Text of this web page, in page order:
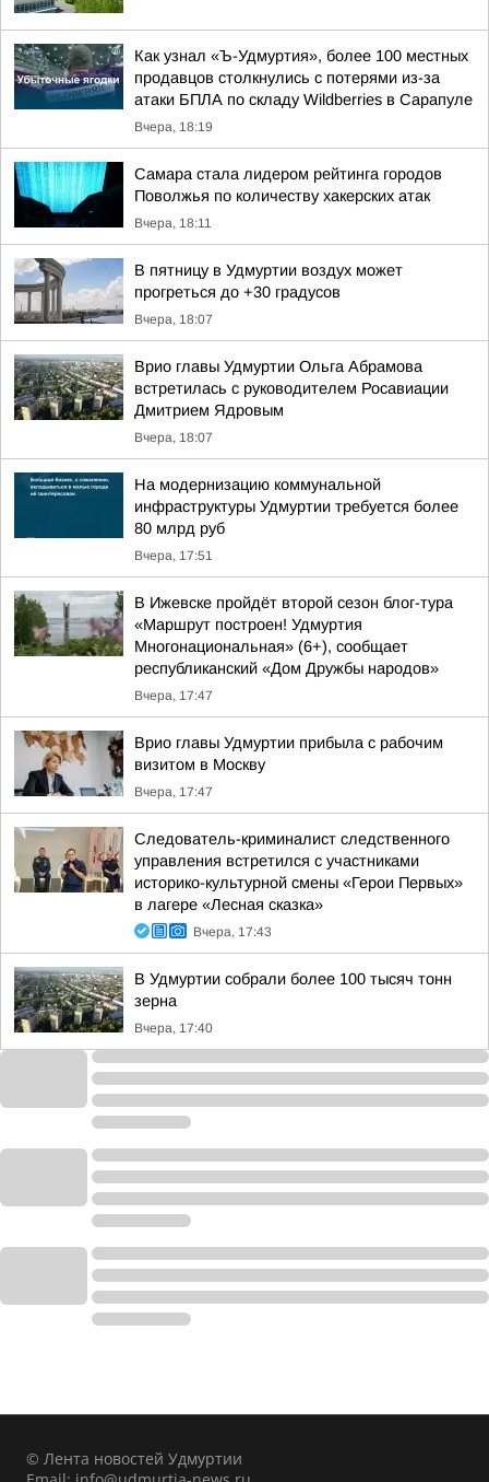
Как узнал «Ъ-Удмуртия», более 100 местных
продавцов столкнулись с потерями из-за
атаки БПЛА по складу Wildberries в Сарапуле
Вчера, 18:19
Самара стала лидером рейтинга городов
Поволжья по количеству хакерских атак
Вчера, 18:11
В пятницу в Удмуртии воздух может
прогреться до +30 градусов
Вчера, 18:07
Врио главы Удмуртии Ольга Абрамова
встретилась с руководителем Росавиации
Дмитрием Ядровым
Вчера, 18:07
На модернизацию коммунальной
инфраструктуры Удмуртии требуется более
80 млрд руб
Вчера, 17:51
В Ижевске пройдёт второй сезон блог-тура
«Маршрут построен! Удмуртия
Многонациональная» (6+), сообщает
республиканский «Дом Дружбы народов»
Вчера, 17:47
Врио главы Удмуртии прибыла с рабочим
визитом в Москву
Вчера, 17:47
Следователь-криминалист следственного
управления встретился с участниками
историко-культурной смены «Герои Первых»
в лагере «Лесная сказка»
Вчера, 17:43
В Удмуртии собрали более 100 тысяч тонн
зерна
Вчера, 17:40
© Лента новостей Удмуртии